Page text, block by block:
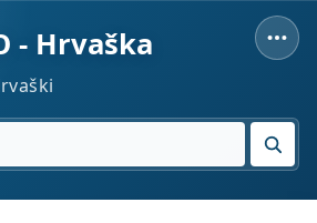
- Hrvaška
IŠČI